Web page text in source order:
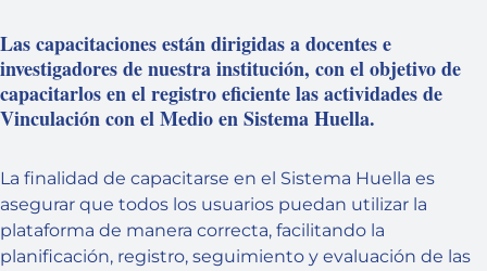
Las capacitaciones están dirigidas a docentes e
investigadores de nuestra institución, con el objetivo de
capacitarlos en el registro eficiente las actividades de
Vinculación con el Medio en Sistema Huella.
La finalidad de capacitarse en el Sistema Huella es
asegurar que todos los usuarios puedan utilizar la
plataforma de manera correcta, facilitando la
planificación, registro, seguimiento y evaluación de las